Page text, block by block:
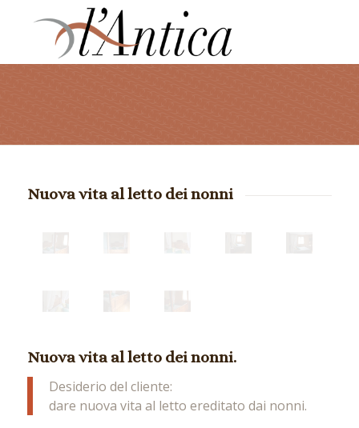
Nuova vita al letto dei nonni
Nuova vita al letto dei nonni.
Desiderio del cliente:
dare nuova vita al letto ereditato dai nonni.